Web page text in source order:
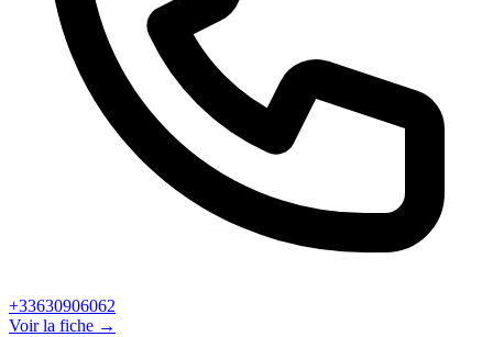
+33630906062
Voir la fiche →